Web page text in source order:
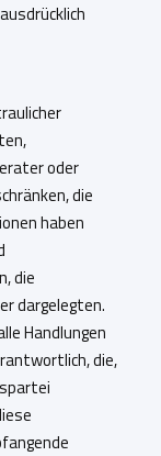
oder
die
haben
die
dargelegten.
Handlungen
die,